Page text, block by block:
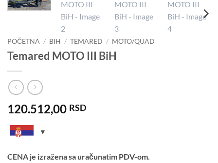
POČETNA / BIH / TEMARED / MOTO/QUAD
Temared MOTO III BiH
120.512,00 RSD
CENA je izražena sa uračunatim PDV-om.